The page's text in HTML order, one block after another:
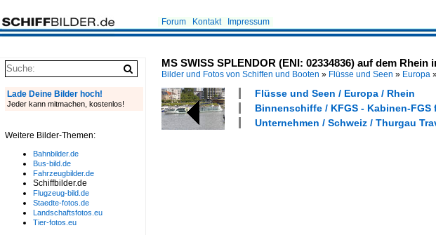
Forum Kontakt Impressum
MS SWISS SPLENDOR (ENI: 02334836) auf dem Rhein
Bilder und Fotos von Schiffen und Booten » Flüsse und Seen » Europa
Flüsse und Seen / Europa / Rhein
Binnenschiffe / KFGS - Kabinen-FGS
Unternehmen / Schweiz / Thurgau
Lade Deine Bilder hoch!
Jeder kann mitmachen, kostenlos!
Weitere Bilder-Themen:
Bahnbilder.de
Bus-bild.de
Fahrzeugbilder.de
Schiffbilder.de
Flugzeug-bild.de
Staedte-fotos.de
Landschaftsfotos.eu
Tier-fotos.eu